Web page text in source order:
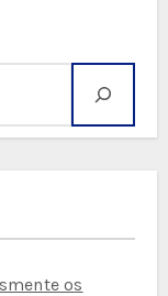
os